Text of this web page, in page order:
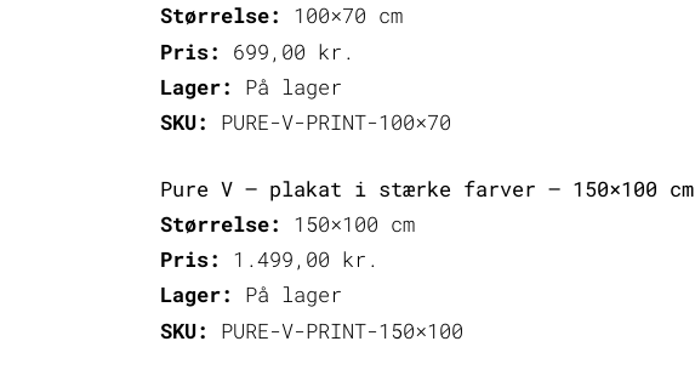
Størrelse:
100×70 cm
Pris:
699,00 kr.
Lager:
På lager
SKU:
PURE-V-PRINT-100×70
Pure V – plakat i stærke farver – 150×100 cm
Størrelse:
150×100 cm
Pris:
1.499,00 kr.
Lager:
På lager
SKU:
PURE-V-PRINT-150×100